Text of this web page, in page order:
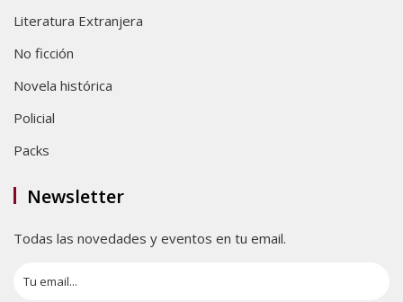
Literatura Extranjera
No ficción
Novela histórica
Policial
Packs
Newsletter
Todas las novedades y eventos en tu email.